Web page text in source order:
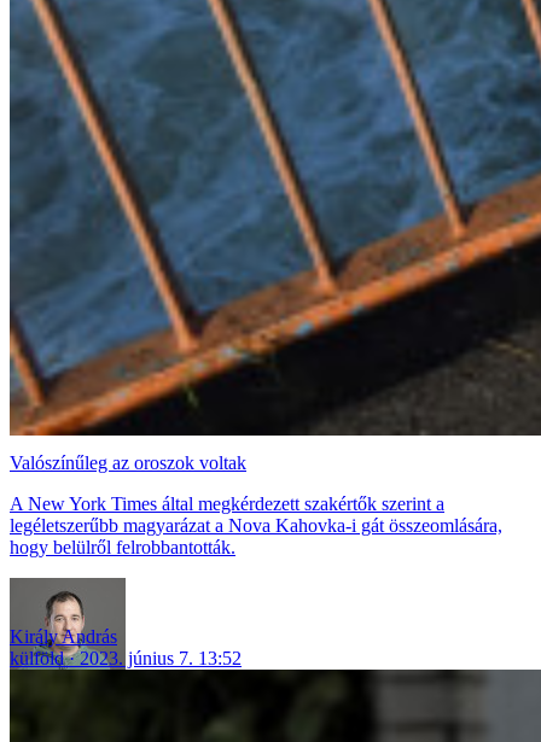
Valószínűleg az oroszok voltak
A New York Times által megkérdezett szakértők szerint a
legéletszerűbb magyarázat a Nova Kahovka-i gát összeomlására,
hogy belülről felrobbantották.
Király András
külföld
2023. június 7. 13:52